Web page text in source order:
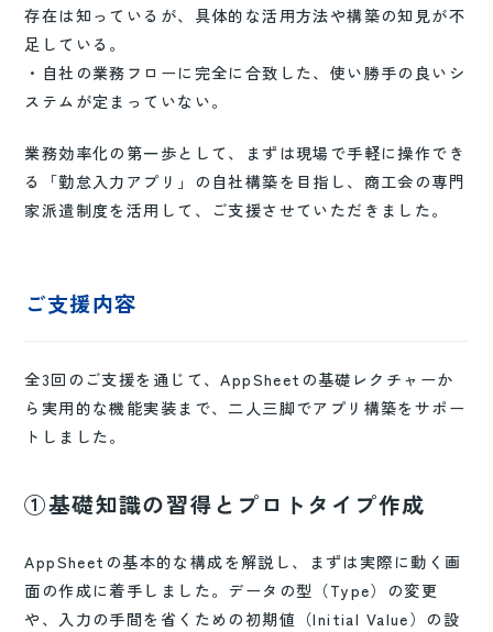
存在は知っているが、具体的な活用方法や構築の知見が不
足している。
・自社の業務フローに完全に合致した、使い勝手の良いシ
ステムが定まっていない。
業務効率化の第一歩として、まずは現場で手軽に操作でき
る「勤怠入力アプリ」の自社構築を目指し、商工会の専門
家派遣制度を活用して、ご支援させていただきました。
ご支援内容
全3回のご支援を通じて、AppSheetの基礎レクチャーか
ら実用的な機能実装まで、二人三脚でアプリ構築をサポー
トしました。
①基礎知識の習得とプロトタイプ作成
AppSheetの基本的な構成を解説し、まずは実際に動く画
面の作成に着手しました。データの型（Type）の変更
や、入力の手間を省くための初期値（Initial Value）の設